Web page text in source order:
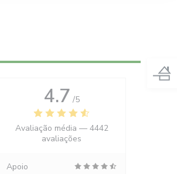
4.7 /5
Avaliação média — 4442
avaliações
Apoio